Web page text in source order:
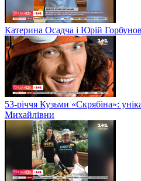
Катерина Осадча і Юрій
53-річчя Кузьми «Скрябіна»:
Михайлівни